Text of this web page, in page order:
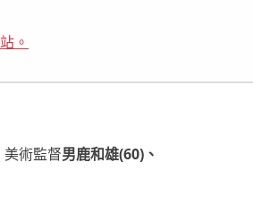
。
術監督男鹿和雄(60)、